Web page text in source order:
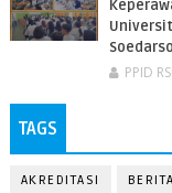
Soedarso
PPID
TAGS
AKREDITASI BERITA